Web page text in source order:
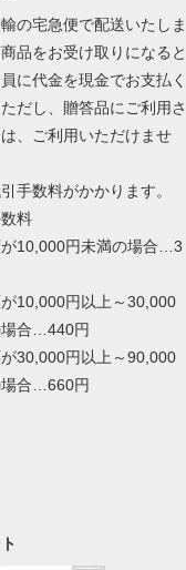
の宅急便で配送いたしま
品をお受け取りになると
に代金を現金でお支払く
だし、贈答品にご利用さ
、ご利用いただけませ
手数料がかかります。
料
10,000円未満の場合…3
10,000円以上～30,000
場合…440円
30,000円以上～90,000
場合…660円